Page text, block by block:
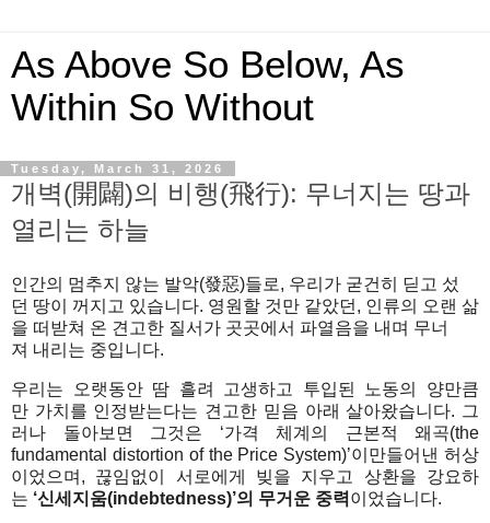
As Above So Below, As
Within So Without
Tuesday, March 31, 2026
개벽(開闢)의 비행(飛行): 무너지는 땅과
열리는 하늘
인간의 멈추지 않는 발악(發惡)들로, 우리가 굳건히 딛고 섰
던 땅이 꺼지고 있습니 다. 영원할 것만 같았던 , 인류의 오랜 삶
을 떠받쳐 온 견고한 질서가 곳곳에서 파열음을 내며 무너
져 내리는 중입니다.
우리는 오랫동안 땀 흘려 고생하고 투입된 노동의
양만큼
만 가치를 인정받는다는 견고한 믿음 아래 살아왔습니다. 그
러나 돌아보면 그것은 ‘가격 체계의 근본적 왜곡(the
fundamental distortion of the Price System)’이 만들어낸 허상
이었으며 , 끊임없이 서로에게 빚을 지우고 상환을
강요하
는 ‘신세지움(indebtedness)’의 무거운 중력 이었습니다.